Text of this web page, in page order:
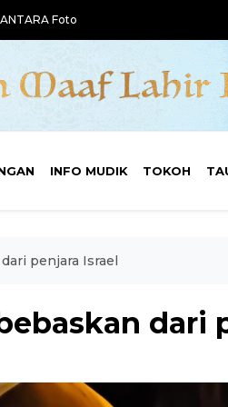
ANTARA Foto
INFO MUDIK TOKOH
penjara Israel
dari